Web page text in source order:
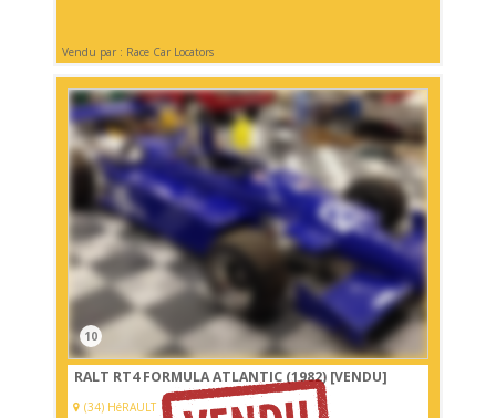
Vendu par : Race Car Locators
10
RALT RT4 FORMULA ATLANTIC (1982) [VENDU]
(34) HéRAULT